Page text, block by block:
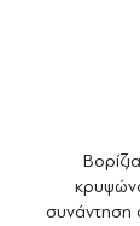
συνάντηση